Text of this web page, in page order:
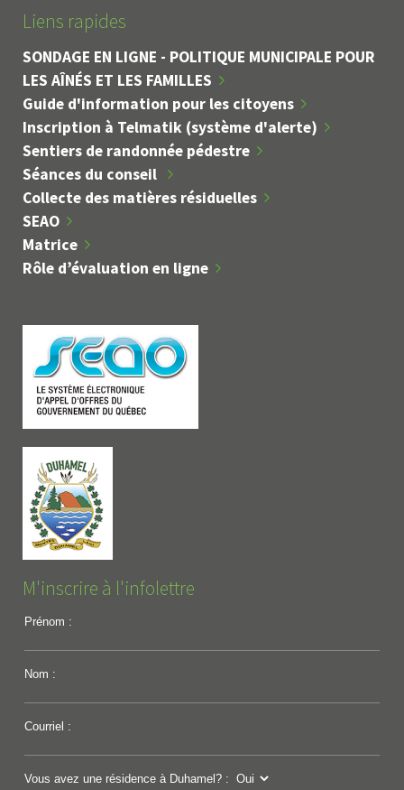
Liens rapides
SONDAGE EN LIGNE - POLITIQUE MUNICIPALE POUR
LES AÎNÉS ET LES FAMILLES
Guide d'information pour les citoyens
Inscription à Telmatik (système d'alerte)
Sentiers de randonnée pédestre
Séances du conseil
Collecte des matières résiduelles
SEAO
Matrice
Rôle d’évaluation en ligne
M'inscrire à l'infolettre
Prénom :
Nom :
Courriel :
Vous avez une résidence à Duhamel? :